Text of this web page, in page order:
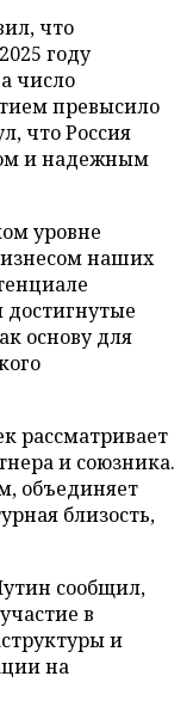
что
году
число
превысило
что Россия
и надежным
уровне
наших
достигнутые
основу для
рассматривает
и союзника.
объединяет
близость,
сообщил,
в
и
на